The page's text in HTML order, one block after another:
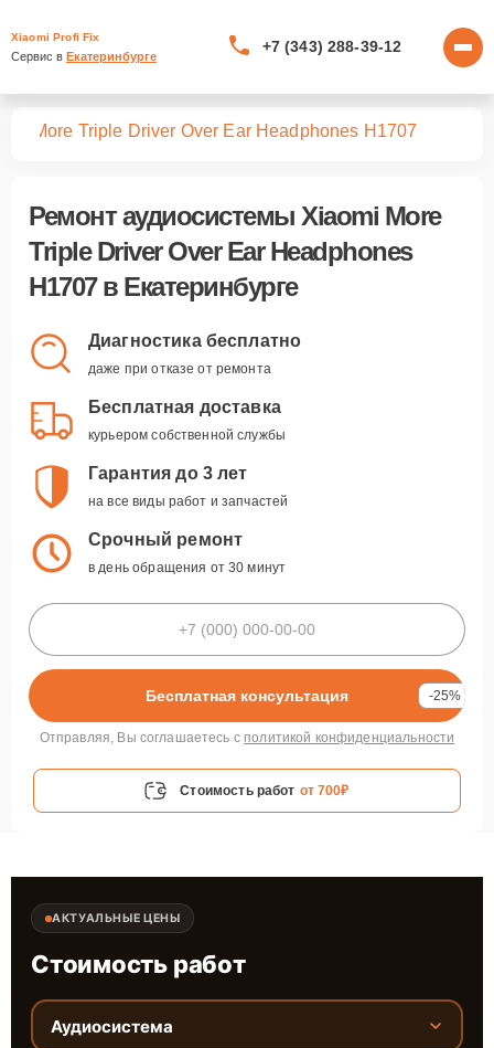
Xiaomi Profi Fix
Сервис в Екатеринбурге
+7 (343) 288-39-12
More Triple Driver Over Ear Headphones H1707
Ремонтаудиосистемы Xiaomi More
Triple Driver Over Ear Headphones
H1707в Екатеринбурге
Диагностика бесплатно
даже при отказе от ремонта
Бесплатная доставка
курьером собственной службы
Гарантия до 3 лет
на все виды работ и запчастей
Срочный ремонт
в день обращения от 30 минут
Бесплатная консультация -25%
Отправляя, Вы соглашаетесь с политикой конфиденциальности
Стоимость работ от 700₽
АКТУАЛЬНЫЕ ЦЕНЫ
Стоимость работ
Аудиосистема